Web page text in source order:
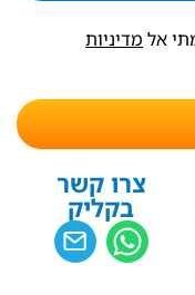
אל מדיניות
צרו קשר
בקליק